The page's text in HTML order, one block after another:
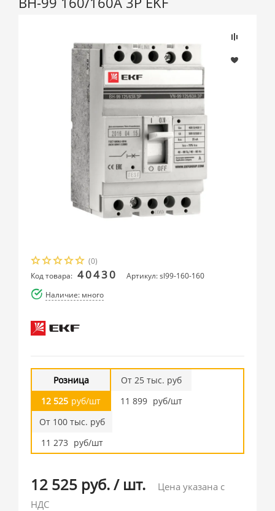
(0)
Код товара: 40430
Артикул: sl99-160-160
Наличие: много
Розница
12 525 руб/шт
От 25 тыс. руб
11 899 руб/шт
От 100 тыс. руб
11 273 руб/шт
12 525 руб./ шт.
Цена указана с
НДС